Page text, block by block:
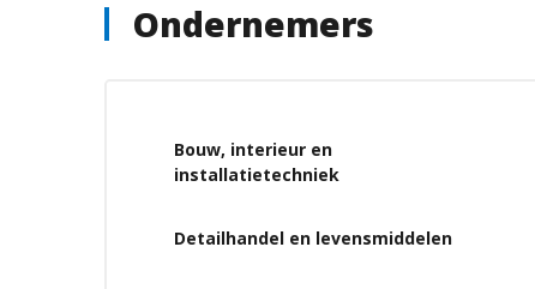
Ondernemers
Bouw, interieur en
installatietechniek
Detailhandel en levensmiddelen